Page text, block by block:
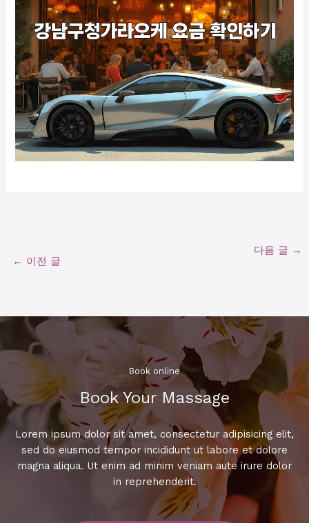
← 이전 글
다음 글 →
Book online​
Book Your Massage​
Lorem ipsum dolor sit amet, consectetur adipisicing elit,
sed do eiusmod tempor incididunt ut labore et dolore
magna aliqua. Ut enim ad minim veniam aute irure dolor
in reprehenderit.